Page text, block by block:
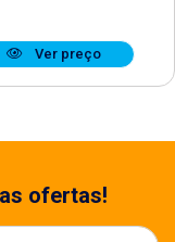
Ver preço
ofertas!